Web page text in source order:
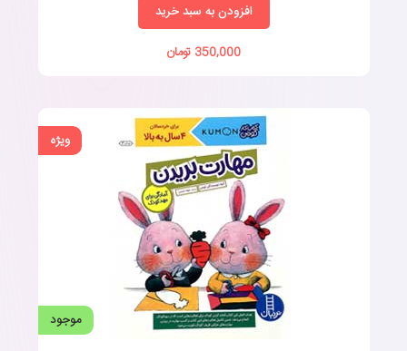
افزودن به سبد خرید
350,000 تومان
موجود
ویژه